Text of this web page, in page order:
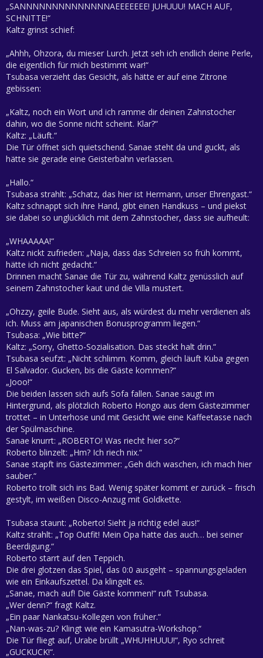
„SANNNNNNNNNNNNNNAEEEEEEE! JUHUUU! MACH AUF,
SCHNITTE!“
Kaltz grinst schief:
„Ahhh, Ohzora, du mieser Lurch. Jetzt seh ich endlich deine Perle,
die eigentlich für mich bestimmt war!“
Tsubasa verzieht das Gesicht, als hätte er auf eine Zitrone
gebissen:
„Kaltz, noch ein Wort und ich ramme dir deinen Zahnstocher
dahin, wo die Sonne nicht scheint. Klar?“
Kaltz: „Läuft.“
Die Tür öffnet sich quietschend. Sanae steht da und guckt, als
hätte sie gerade eine Geisterbahn verlassen.
„Hallo.“
Tsubasa strahlt: „Schatz, das hier ist Hermann, unser Ehrengast.“
Kaltz schnappt sich ihre Hand, gibt einen Handkuss – und piekst
sie dabei so unglücklich mit dem Zahnstocher, dass sie aufheult:
„WHAAAAA!“
Kaltz nickt zufrieden: „Naja, dass das Schreien so früh kommt,
hätte ich nicht gedacht.“
Drinnen macht Sanae die Tür zu, während Kaltz genüsslich auf
seinem Zahnstocher kaut und die Villa mustert.
„Ohzzy, geile Bude. Sieht aus, als würdest du mehr verdienen als
ich. Muss am japanischen Bonusprogramm liegen.“
Tsubasa: „Wie bitte?“
Kaltz: „Sorry, Ghetto-Sozialisation. Das steckt halt drin.“
Tsubasa seufzt: „Nicht schlimm. Komm, gleich läuft Kuba gegen
El Salvador. Gucken, bis die Gäste kommen?“
„Jooo!“
Die beiden lassen sich aufs Sofa fallen. Sanae saugt im
Hintergrund, als plötzlich Roberto Hongo aus dem Gästezimmer
trottet – in Unterhose und mit Gesicht wie eine Kaffeetasse nach
der Spülmaschine.
Sanae knurrt: „ROBERTO! Was riecht hier so?“
Roberto blinzelt: „Hm? Ich riech nix.“
Sanae stapft ins Gästezimmer: „Geh dich waschen, ich mach hier
sauber.“
Roberto trollt sich ins Bad. Wenig später kommt er zurück – frisch
gestylt, im weißen Disco-Anzug mit Goldkette.
Tsubasa staunt: „Roberto! Sieht ja richtig edel aus!“
Kaltz strahlt: „Top Outfit! Mein Opa hatte das auch… bei seiner
Beerdigung.“
Roberto starrt auf den Teppich.
Die drei glotzen das Spiel, das 0:0 ausgeht – spannungsgeladen
wie ein Einkaufszettel. Da klingelt es.
„Sanae, mach auf! Die Gäste kommen!“ ruft Tsubasa.
„Wer denn?“ fragt Kaltz.
„Ein paar Nankatsu-Kollegen von früher.“
„Nan-was-zu? Klingt wie ein Kamasutra-Workshop.“
Die Tür fliegt auf, Urabe brüllt „WHUHHUUU!“, Ryo schreit
„GUCKUCK!“.